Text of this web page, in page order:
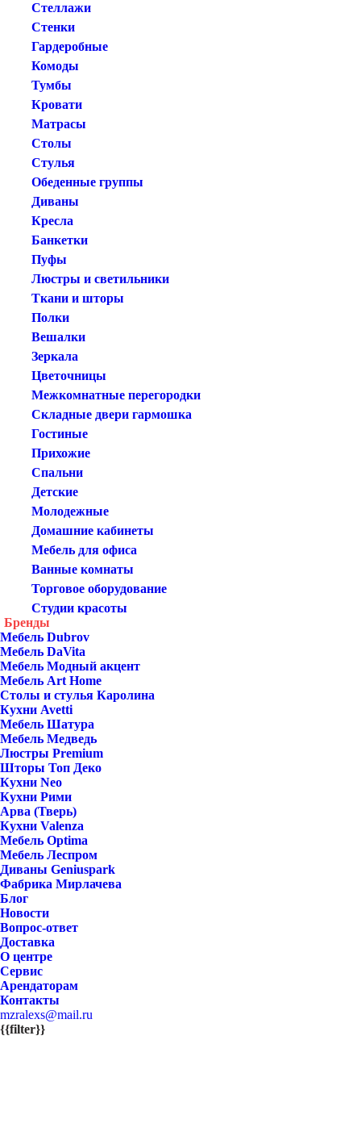
Стеллажи
Стенки
Гардеробные
Комоды
Тумбы
Кровати
Матрасы
Столы
Стулья
Обеденные группы
Диваны
Кресла
Банкетки
Пуфы
Люстры и светильники
Ткани и шторы
Полки
Вешалки
Зеркала
Цветочницы
Межкомнатные перегородки
Складные двери гармошка
Гостиные
Прихожие
Спальни
Детские
Молодежные
Домашние кабинеты
Мебель для офиса
Ванные комнаты
Торговое оборудование
Студии красоты
Бренды
Мебель Dubrov
Мебель DaVita
Мебель Модный акцент
Мебель Art Home
Столы и стулья Каролина
Кухни Avetti
Мебель Шатура
Мебель Медведь
Люстры Premium
Шторы Топ Деко
Кухни Neo
Кухни Рими
Арва (Тверь)
Кухни Valenza
Мебель Optima
Мебель Леспром
Диваны Geniuspark
Фабрика Мирлачева
Блог
Новости
Вопрос-ответ
Доставка
О центре
Сервис
Арендаторам
Контакты
mzralexs@mail.ru
{{filter}}